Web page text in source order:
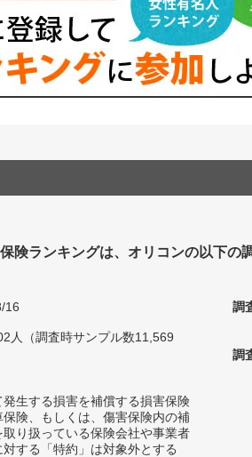
険ランキングは、オリコンの以下の
16
人（調査時サンプル数11,569
生する損害を補償する損害保険
険、もしくは、傷害保険内の補
り扱っている保険会社や事業者
する「特約」は対象外とする
調
調